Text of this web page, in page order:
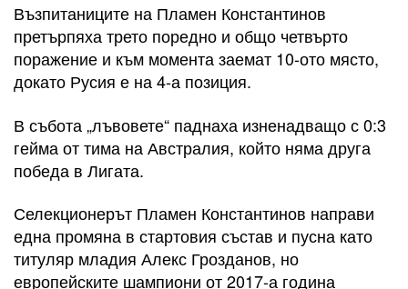
Възпитаниците на Пламен Константинов
претърпяха трето поредно и общо четвърто
поражение и към момента заемат 10-ото място,
докато Русия е на 4-а позиция.
В събота „лъвовете“ паднаха изненадващо с 0:3
гейма от тима на Австралия, който няма друга
победа в Лигата.
Селекционерът Пламен Константинов направи
една промяна в стартовия състав и пусна като
титуляр младия Алекс Грозданов, но
европейските шампиони от 2017-а година